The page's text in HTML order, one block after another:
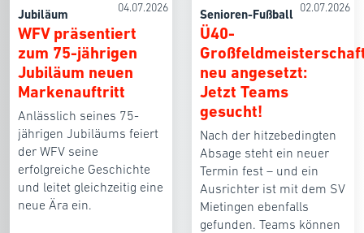
04.07.2026
Jubiläum
WFV präsentiert
zum 75-jährigen
Jubiläum neuen
Markenauftritt
Anlässlich seines 75-
jährigen Jubiläums feiert
der WFV seine
erfolgreiche Geschichte
und leitet gleichzeitig eine
neue Ära ein.
02.07.2026
Senioren-Fußball
Ü40-
neu angesetzt:
Jetzt Teams
gesucht!
Nach der hitzebedingten
Absage steht ein neuer
Termin fest – und ein
Ausrichter ist mit dem SV
Mietingen ebenfalls
gefunden. Teams können